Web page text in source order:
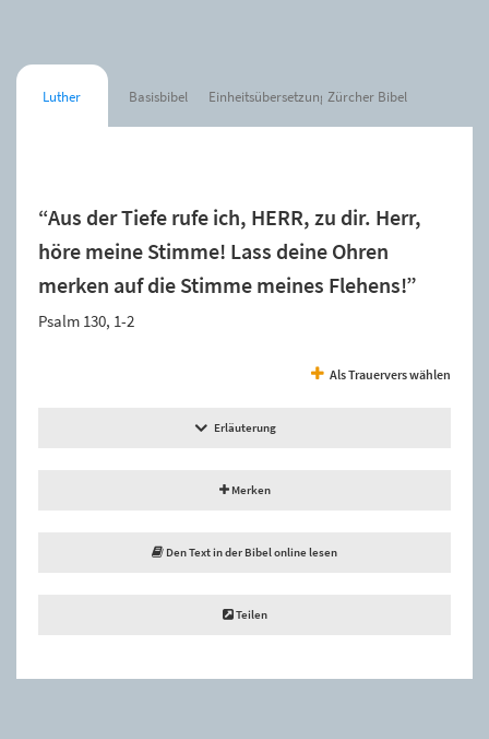
Luther Basisbibel Einheitsübersetzung Zürcher Bibel
“Aus der Tiefe rufe ich, HERR, zu dir. Herr,
höre meine Stimme! Lass deine Ohren
merken auf die Stimme meines Flehens!”
Psalm 130, 1-2
Als Trauervers wählen
Erläuterung
Merken
Den Text in der Bibel online lesen
Teilen